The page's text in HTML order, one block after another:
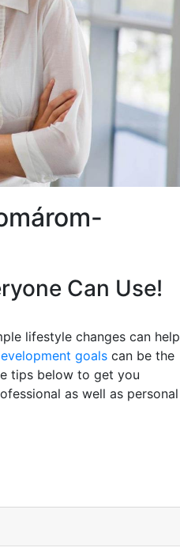
Can Use!
lifestyle changes can help
goals can be the
tips below to get you
as well as personal